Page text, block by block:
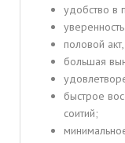
удобство в
половой
большая
быстрое
соитий;